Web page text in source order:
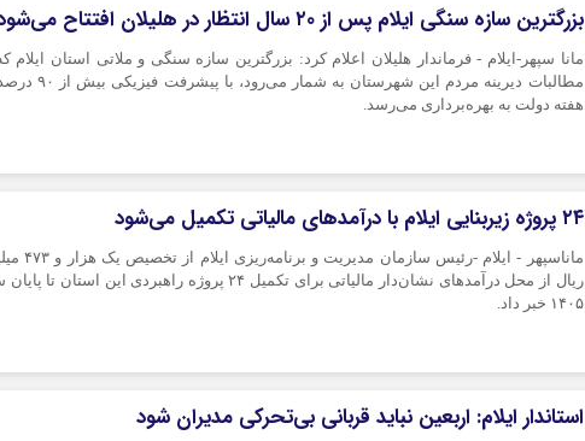
دولت
مجلس
وزارت امور خارجه
بزرگترین سازه سنگی ایلام پس از ۲۰ سال انتظار در هلیلان افتتاح می‌شود
مانا سپهر-ایلام - فرماندار هلیلان اعلام کرد: بزرگترین سازه سنگی و ملاتی استان ایلام
مطالبات دیرینه مردم این شهرستان به شمار می‌رود، با
هفته دولت به بهره‌برداری می‌رسد.
۲۴ پروژه زیربنایی ایلام با درآمدهای مالیاتی تکمیل می‌شود
ماناسپهر - ایلام -رئیس سازمان مدیریت و
ریال از محل درآمدهای نشان‌دار مالیاتی برای تکمیل ۲۴ پروژه راهبردی این استان تا
۱۴۰۵ خبر داد.
استاندار ایلام: اربعین نباید قربانی بی‌تحرکی مدیران شود